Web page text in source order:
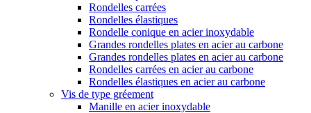
Rondelles carrées
Rondelles élastiques
Rondelle conique en acier inoxydable
Grandes rondelles plates en acier au carbone
Grandes rondelles plates en acier au carbone
Rondelles carrées en acier au carbone
Rondelles élastiques en acier au carbone
Vis de type gréement
Manille en acier inoxydable